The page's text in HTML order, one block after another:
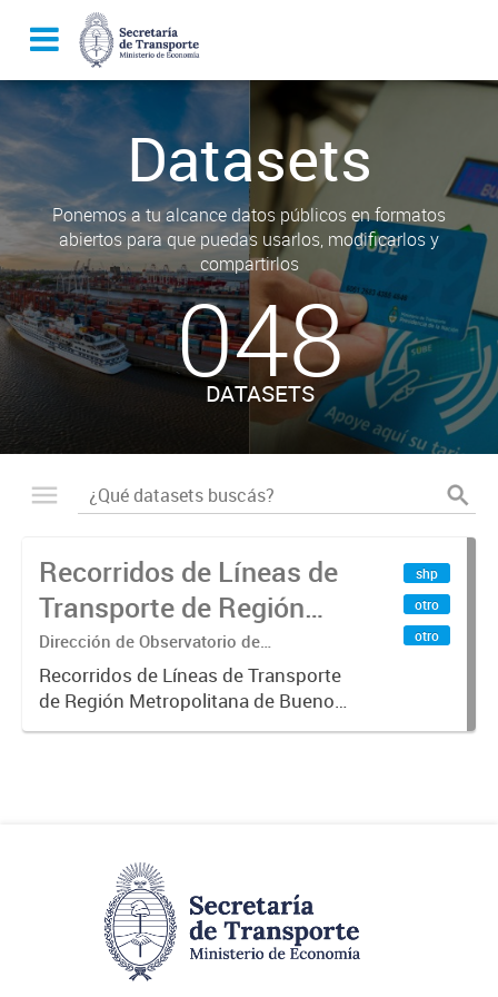
Datasets
Ponemos a tu alcance datos públicos en formatos
abiertos para que puedas usarlos, modificarlos y
compartirlos
048
DATASETS
Recorridos de Líneas de
Transporte de Región
Metropolitana de
Buenos Aires (RMBA)
Dirección de Observatorio de
Transporte, Estudio y Sistemas
Recorridos de Líneas de Transporte
de Región Metropolitana de Buenos
Aires (RMBA).-
shp
otro
otro